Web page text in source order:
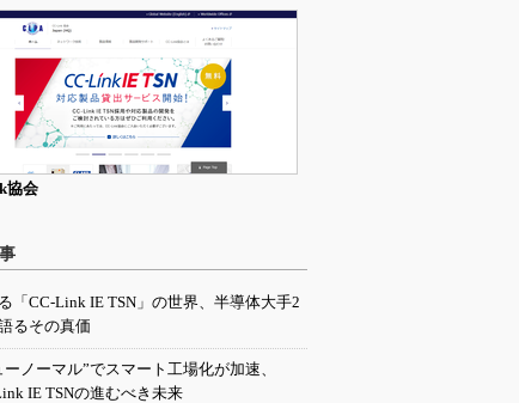
協会
「CC-Link IE TSN」の世界、半導体大手2
るその真価
ーノーマル”でスマート工場化が加速、
IE TSNの進むべき未来